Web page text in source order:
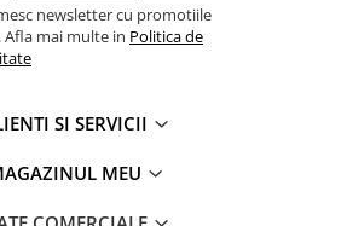
newsletter cu promotiile
Afla mai multe in Politica de
SI SERVICII
MEU